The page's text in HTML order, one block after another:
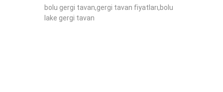
bolu gergi tavan,gergi tavan fiyatları,bolu
lake gergi tavan